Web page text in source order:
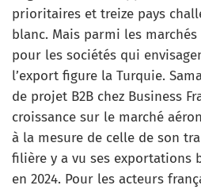
prioritaires et treize pays
blanc. Mais parmi les
pour les sociétés qui
l’export figure la Turquie.
de projet B2B chez Business
croissance sur le marché
à la mesure de celle de son
filière y a vu ses exportations
en 2024. Pour les acteurs